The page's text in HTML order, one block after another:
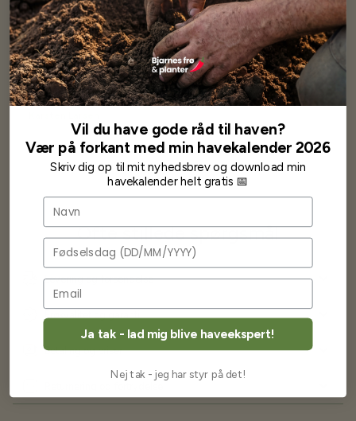
Har altid kun mødt god vejledning og hjælp fra Barney (Bjarne)
Har lige i går modtaget de fineste asparges kroner med posten
wauw en god kvalitet og størrelse.
Som skrevet før når jeg har skrevet med Bjarne har jeg altid mødt
venlighed og god service.
Jeg vil klart anbefale andre at købe her fra
Ofte stillede spørgsmål
Levering og forsendelse
Betaling og priser
Vil du have gode råd til haven?
Vær på forkant med min havekalender 2026
Skriv dig op til mit nyhedsbrev og download min
havekalender helt gratis 📅
Navn
Fødselsdag
Ja tak - lad mig blive haveekspert!
Nej tak - jeg har styr på det!